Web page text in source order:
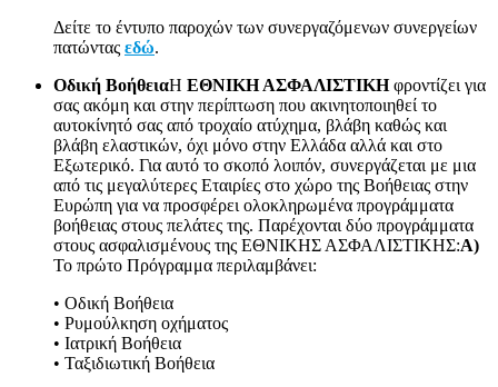
Δείτε το έντυπο παροχών των συνεργαζόμενων συνεργείων
πατώντας εδώ.
Οδική ΒοήθειαΗ ΕΘΝΙΚΗ ΑΣΦΑΛΙΣΤΙΚΗφροντίζει για
σας ακόμη και στην περίπτωση που ακινητοποιηθεί το
αυτοκίνητό σας από τροχαίο ατύχημα, βλάβη καθώς και
βλάβη ελαστικών, όχι μόνο στην Ελλάδα αλλά και στο
Εξωτερικό. Για αυτό το σκοπό λοιπόν, συνεργάζεται με μια
από τις μεγαλύτερες Εταιρίες στο χώρο της Βοήθειας στην
Ευρώπη για να προσφέρει ολοκληρωμένα προγράμματα
βοήθειας στους πελάτες της. Παρέχονται δύο προγράμματα
στους ασφαλισμένους της ΕΘΝΙΚΗΣ ΑΣΦΑΛΙΣΤΙΚΗΣ:Α)
Το πρώτο Πρόγραμμα περιλαμβάνει:
• Οδική Βοήθεια
• Ρυμούλκηση οχήματος
• Ιατρική Βοήθεια
• Ταξιδιωτική Βοήθεια